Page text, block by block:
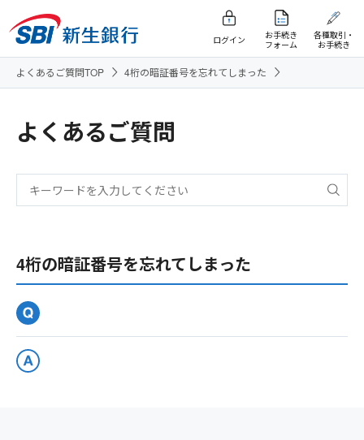
ログイン
お手続き
フォーム
各種取引・
お手続き
よくあるご質問TOP 4桁の暗証番号を忘れてしまった
よくあるご質問
4桁の暗証番号を忘れてしまった